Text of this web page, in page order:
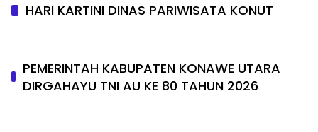
HARI KARTINI DINAS PARIWISATA KONUT
PEMERINTAH KABUPATEN KONAWE UTARA
DIRGAHAYU TNI AU KE 80 TAHUN 2026